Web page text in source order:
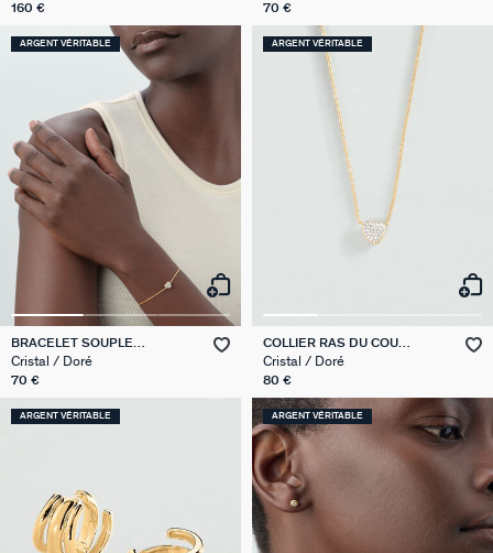
160 € 70 €
ARGENT VÉRITABLE
BRACELET SOUPLE
MONTMARTRE
Cristal / Doré
70 €
ARGENT VÉRITABLE
COLLIER RAS DU COU
MONTMARTRE
Cristal / Doré
80 €
ARGENT VÉRITABLE ARGENT VÉRITABLE